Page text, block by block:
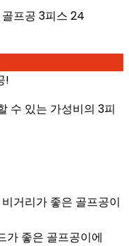
!
수 있는 가성비의 3피
거리가 좋은 골프공이
가 좋은 골프공이에